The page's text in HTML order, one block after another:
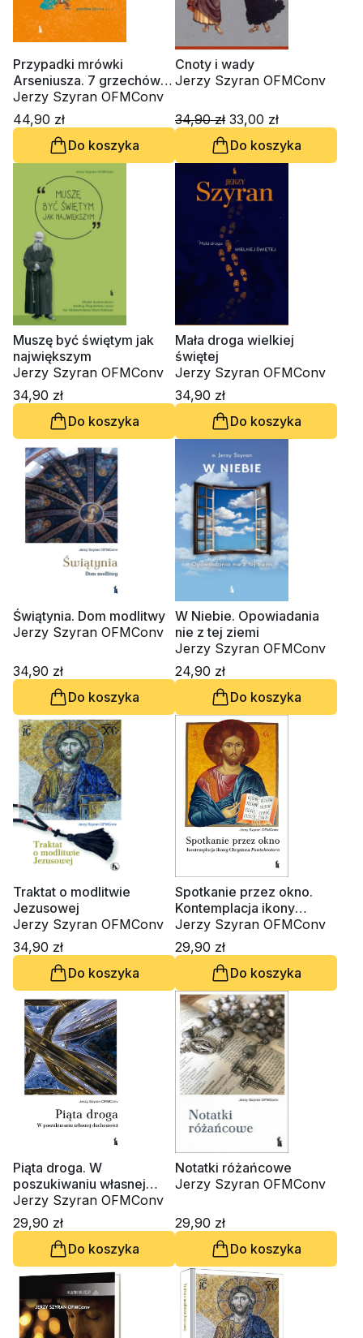
Przypadki mrówki
Arseniusza. 7 grzechów
głównych
Jerzy Szyran OFMConv
44,90 zł
Do koszyka
Cnoty i wady
Jerzy Szyran OFMConv
34,90 zł 33,00 zł
Do koszyka
Muszę być świętym jak
największym
Jerzy Szyran OFMConv
34,90 zł
Do koszyka
Mała droga wielkiej
świętej
Jerzy Szyran OFMConv
34,90 zł
Do koszyka
Świątynia. Dom modlitwy
Jerzy Szyran OFMConv
34,90 zł
Do koszyka
W Niebie. Opowiadania
nie z tej ziemi
Jerzy Szyran OFMConv
24,90 zł
Do koszyka
Traktat o modlitwie
Jezusowej
Jerzy Szyran OFMConv
34,90 zł
Do koszyka
Spotkanie przez okno.
Kontemplacja ikony
Chrystusa Pantokratora
Jerzy Szyran OFMConv
29,90 zł
Do koszyka
Piąta droga. W
poszukiwaniu własnej
duchowości
Jerzy Szyran OFMConv
29,90 zł
Do koszyka
Notatki różańcowe
Jerzy Szyran OFMConv
29,90 zł
Do koszyka